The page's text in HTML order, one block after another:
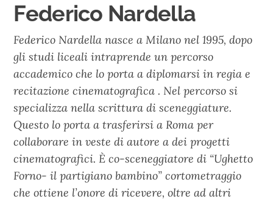
Federico Nardella
Federico Nardella nasce a Milano nel 1995, dopo
gli studi liceali intraprende un percorso
accademico che lo porta a diplomarsi in regia e
recitazione cinematografica . Nel percorso si
specializza nella scrittura di sceneggiature.
Questo lo porta a trasferirsi a Roma per
collaborare in veste di autore a dei progetti
cinematografici. È co-sceneggiatore di “Ughetto
Forno- il partigiano bambino” cortometraggio
che ottiene l’onore di ricevere, oltre ad altri